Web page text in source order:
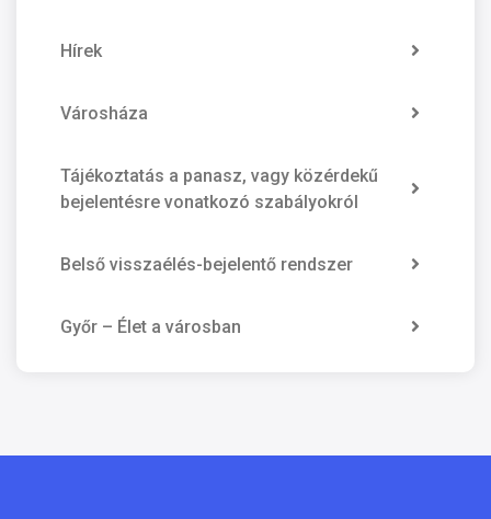
Hírek
Városháza
Tájékoztatás a panasz, vagy közérdekű
bejelentésre vonatkozó szabályokról
Belső visszaélés-bejelentő rendszer
Győr – Élet a városban